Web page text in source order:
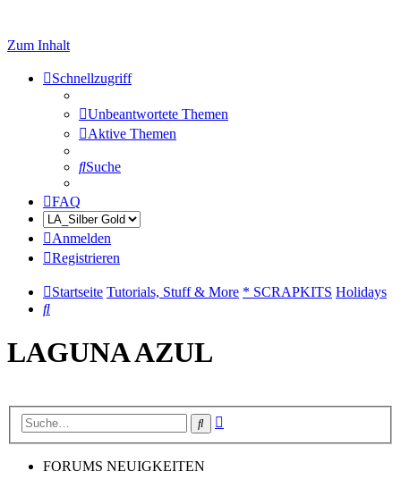
Zum Inhalt
Schnellzugriff
Unbeantwortete Themen
Aktive Themen
Suche
FAQ
Anmelden
Registrieren
Startseite Tutorials, Stuff & More * SCRAPKITS Holidays
Suche
LAGUNA AZUL
Suche
FORUMS NEUIGKEITEN